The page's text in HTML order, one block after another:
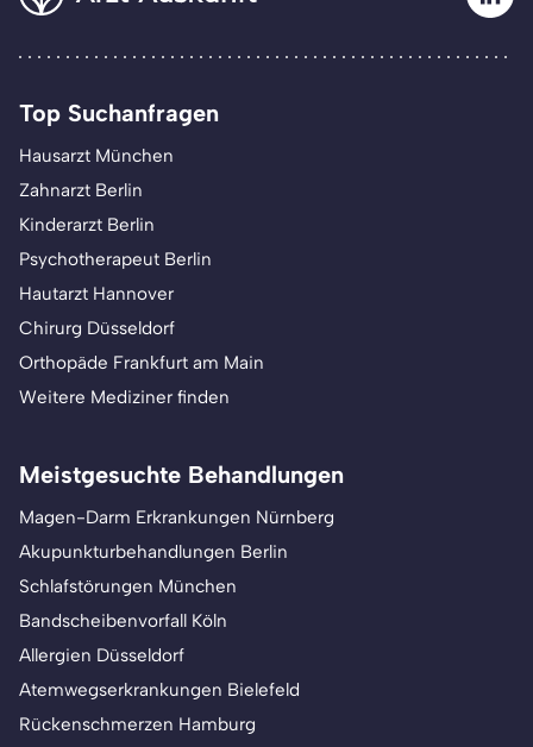
Top Suchanfragen
Hausarzt München
Zahnarzt Berlin
Kinderarzt Berlin
Psychotherapeut Berlin
Hautarzt Hannover
Chirurg Düsseldorf
Orthopäde Frankfurt am Main
Weitere Mediziner finden
Meistgesuchte Behandlungen
Magen-Darm Erkrankungen Nürnberg
Akupunkturbehandlungen Berlin
Schlafstörungen München
Bandscheibenvorfall Köln
Allergien Düsseldorf
Atemwegserkrankungen Bielefeld
Rückenschmerzen Hamburg